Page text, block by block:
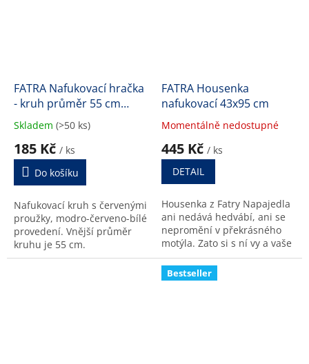
FATRA Nafukovací hračka
- kruh průměr 55 cm
ČERVENÉ PRUHY
Průměrné
produktu
4,5
5
hvězdiček.
Skladem (>50 ks)
185 Kč / ks
Do košíku
Nafukovací kruh s červenými
proužky, modro-červeno-bílé
provedení. Vnější průměr
kruhu je 55 cm.
FATRA Housenka
nafukovací 43x95 cm
Průměrné
produktu
4,8
5
hvězdiček.
Momentálně nedostupné
445 Kč / ks
DETAIL
Housenka z Fatry Napajedla
ani nedává hedvábí, ani se
nepromění v překrásného
motýla. Zato si s ní vy a vaše
děti užijete spoustu zábavy.
Bestseller